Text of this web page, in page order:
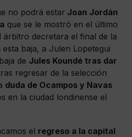
no podrá estar Joan Jordán
que se le mostró en el último
árbitro decretara el final de la
baja, a Julen Lopetegui
de Jules Koundé tras dar
regresar de la selección
duda de Ocampos y Navas
en la ciudad londinense el
el regreso a la capital